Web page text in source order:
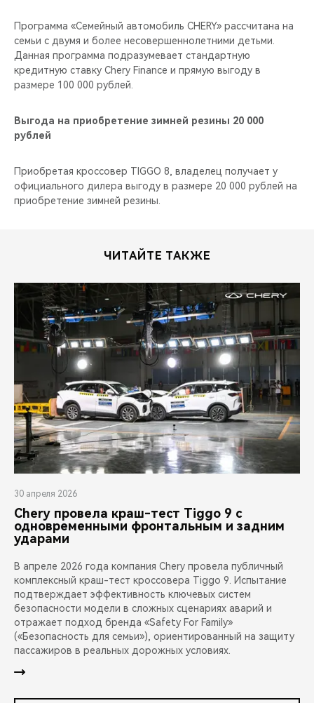
Программа «Семейный автомобиль CHERY» рассчитана на
семьи с двумя и более несовершеннолетними детьми.
Данная программа подразумевает стандартную
кредитную ставку Chery Finance и прямую выгоду в
размере 100 000 рублей.
Выгода на приобретение зимней резины 20 000
рублей
Приобретая кроссовер TIGGO 8, владелец получает у
официального дилера выгоду в размере 20 000 рублей на
приобретение зимней резины.
ЧИТАЙТЕ ТАКЖЕ
30 апреля 2026
Chery провела краш-тест Tiggo 9 с
одновременными фронтальным и задним
ударами
В апреле 2026 года компания Chery провела публичный
комплексный краш-тест кроссовера Tiggo 9. Испытание
подтверждает эффективность ключевых систем
безопасности модели в сложных сценариях аварий и
отражает подход бренда «Safety For Family»
(«Безопасность для семьи»), ориентированный на защиту
пассажиров в реальных дорожных условиях.